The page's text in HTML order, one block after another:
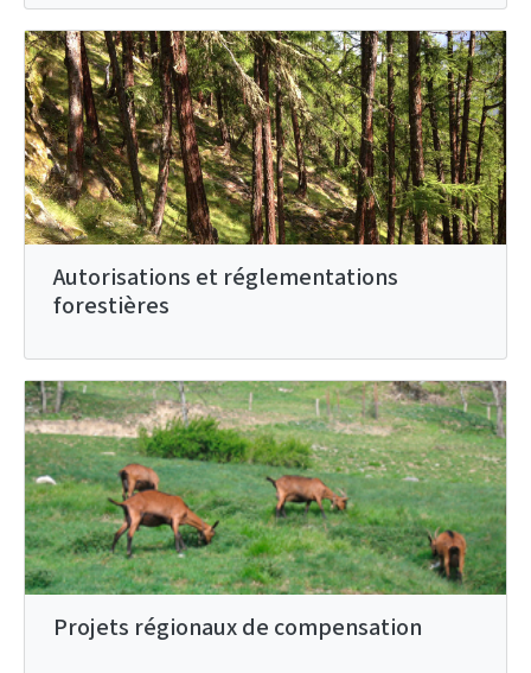
Autorisations et réglementations
forestières
Projets régionaux de compensation